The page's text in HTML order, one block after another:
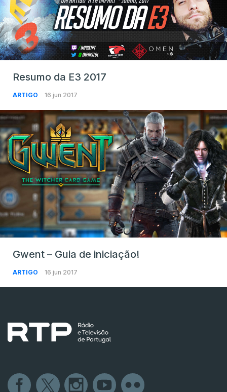
Resumo da E3 2017
ARTIGO 16 jun 2017
Gwent – Guia de iniciação!
ARTIGO 16 jun 2017